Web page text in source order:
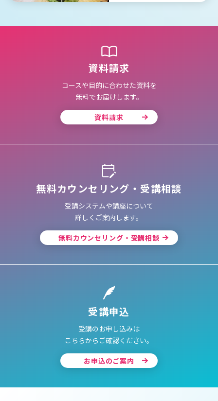
資料請求
コースや目的に合わせた資料を
無料でお届けします。
資料請求
無料カウンセリング・受講相談
受講システムや講座について
詳しくご案内します。
無料カウンセリング・受講相談
受講申込
受講のお申し込みは
こちらからご確認ください。
お申込のご案内